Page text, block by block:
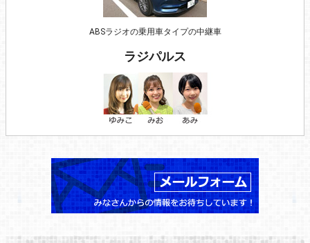
ABSラジオの乗用車タイプの中継車
ラジパルス